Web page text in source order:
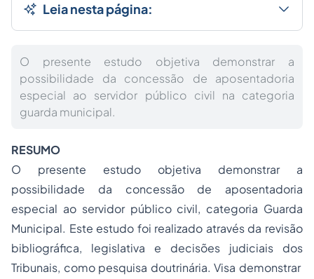
Leia nesta página:
O presente estudo objetiva demonstrar a
possibilidade da concessão de aposentadoria
especial ao servidor público civil na categoria
guarda municipal.
RESUMO
O presente estudo objetiva demonstrar a
possibilidade da concessão de aposentadoria
especial ao servidor público civil, categoria Guarda
Municipal. Este estudo foi realizado através da revisão
bibliográfica, legislativa e decisões judiciais dos
Tribunais, como pesquisa doutrinária. Visa demonstrar